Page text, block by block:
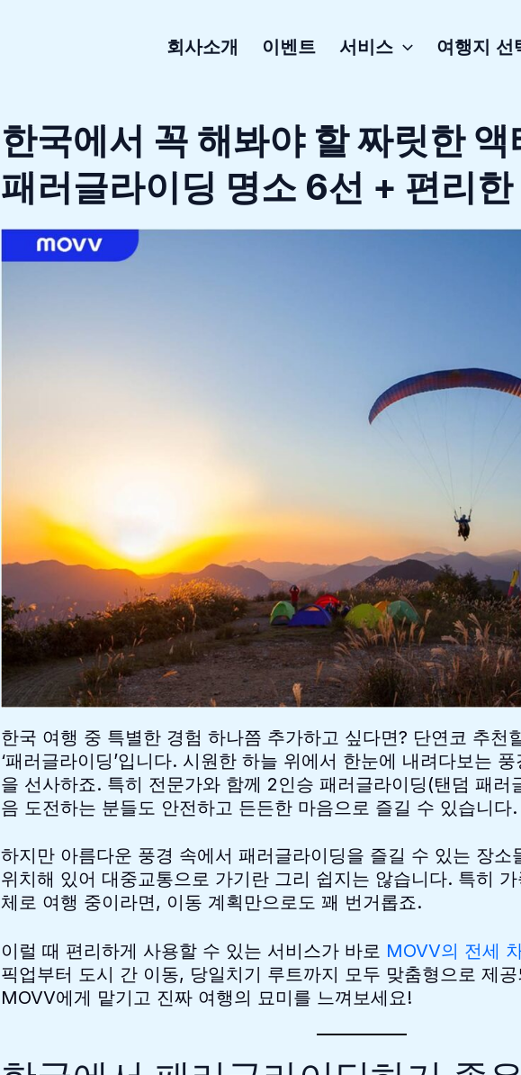
회사소개 이벤트 서비스 여행지 선
한국에서 꼭 해봐야 할 짜릿한
패러글라이딩 명소 6선 + 편리한
한국 여행 중 특별한 경험 하나쯤 추가하고 싶다면? 단연코 추천
‘패러글라이딩’입니다. 시원한 하늘 위에서 한눈에 내려다보는
을 선사하죠. 특히 전문가와 함께 2인승 패러글라이딩(탠덤 패러
음 도전하는 분들도 안전하고 든든한 마음으로 즐길 수 있습니다.
하지만 아름다운 풍경 속에서 패러글라이딩을 즐길 수 있는 장소
위치해 있어 대중교통으로 가기란 그리 쉽지는 않습니다. 특히
체로 여행 중이라면, 이동 계획만으로도 꽤 번거롭죠.
이럴 때 편리하게 사용할 수 있는 서비스가 바로 MOVV의 전세
픽업부터 도시 간 이동, 당일치기 루트까지 모두 맞춤형으로 제
MOVV에게 맡기고 진짜 여행의 묘미를 느껴보세요!